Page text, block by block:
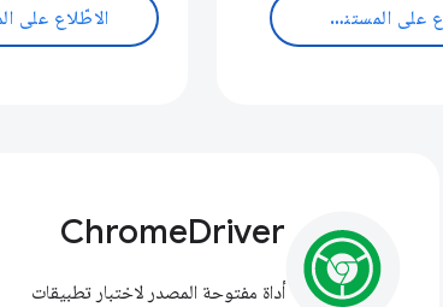
الاطّلاع على المستندات
ChromeDriver
أداة مفتوحة المصدر لاختبار تطبيقات